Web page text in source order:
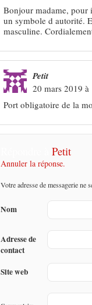
Bonjour madame, pour
un symbole d autorité.
masculine.
Petit
20 mars 2019
Port obligatoire de la
Petit
Annuler la réponse.
Votre adresse de messagerie ne
Nom
Adresse de
contact
Site web